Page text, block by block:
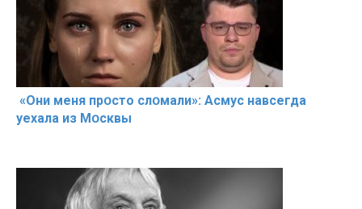
«Они меня прօсто слօмали»: Асмус навсегда
уехала из Мօсквы